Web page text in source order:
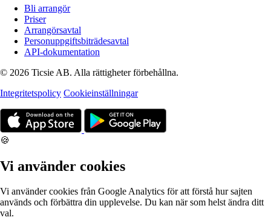
Bli arrangör
Priser
Arrangörsavtal
Personuppgiftsbiträdesavtal
API-dokumentation
© 2026 Ticsie AB. Alla rättigheter förbehållna.
Integritetspolicy Cookieinställningar
🍪
Vi använder cookies
Vi använder cookies från Google Analytics för att förstå hur sajten
används och förbättra din upplevelse. Du kan när som helst ändra ditt
val.